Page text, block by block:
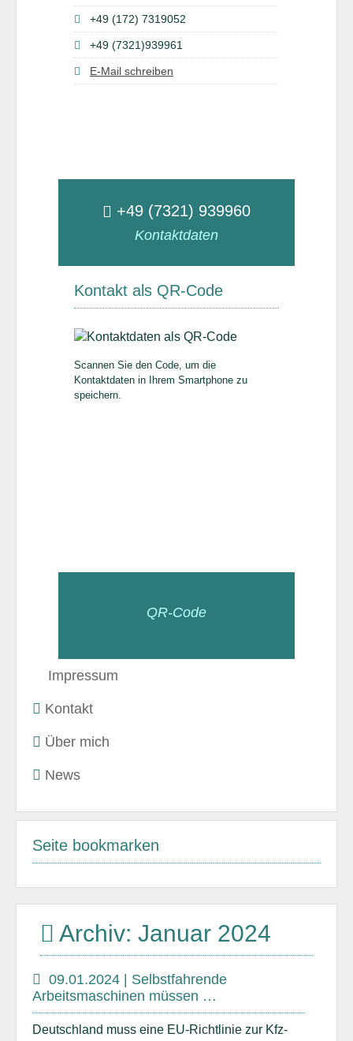
+49 (172) 7319052
+49 (7321)939961
E-Mail schreiben
+49 (7321) 939960
Kontaktdaten
Kontakt als QR-Code
Scannen Sie den Code, um die
Kontaktdaten in Ihrem Smartphone zu
speichern.
QR-Code
Impressum
Kontakt
Über mich
News
Seite bookmarken
Archiv: Januar 2024
09.01.2024 | Selbstfahrende
Arbeitsmaschinen müssen …
Deutschland muss eine EU-Richtlinie zur Kfz-